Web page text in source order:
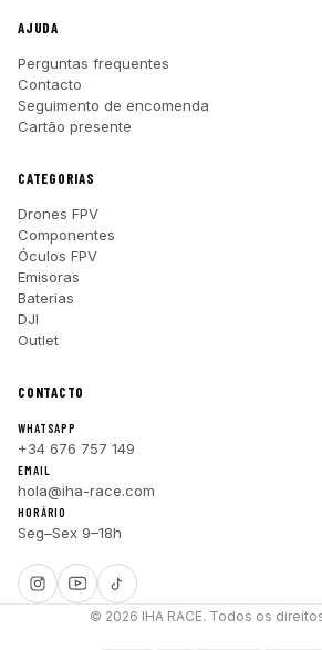
AJUDA
Perguntas frequentes
Contacto
Seguimento de encomenda
Cartão presente
CATEGORIAS
Drones FPV
Componentes
Óculos FPV
Emisoras
Baterias
DJI
Outlet
CONTACTO
WHATSAPP
+34 676 757 149
EMAIL
hola@iha-race.com
HORÁRIO
Seg–Sex 9–18h
© 2026 IHA RACE. Todos os